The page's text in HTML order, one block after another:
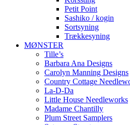
Petit Point
Sashiko / kogin
Sortsyning
Trækkesyning
MØNSTER
Tille’s
Barbara Ana Designs
Carolyn Manning Designs
Country Cottage
La-D-Da
Little House Needleworks
Madame Chantilly
Plum Street Samplers